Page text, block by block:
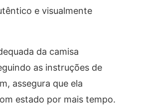
e visualmente
da camisa
as instruções de
assegura que ela
estado por mais tempo.